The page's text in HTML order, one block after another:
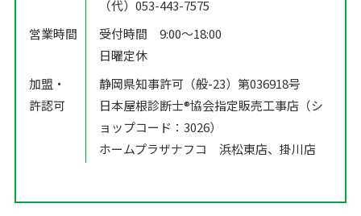
（代）053-443-7575
営業時間
受付時間 9:00〜18:00
日曜定休
加盟・
許認可
静岡県知事許可（般-23）第036918号
日本屋根診断士®️協会指定販売工事店（シ
ョップコード：3026）
ホームプラザナフコ 浜松東店、掛川店